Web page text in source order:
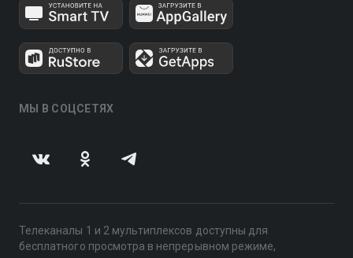
МЫ В СОЦСЕТЯХ
Телеканалы 1 и 2 мультиплексов доступны для
бесплатного просмотра в непрерывном режиме,